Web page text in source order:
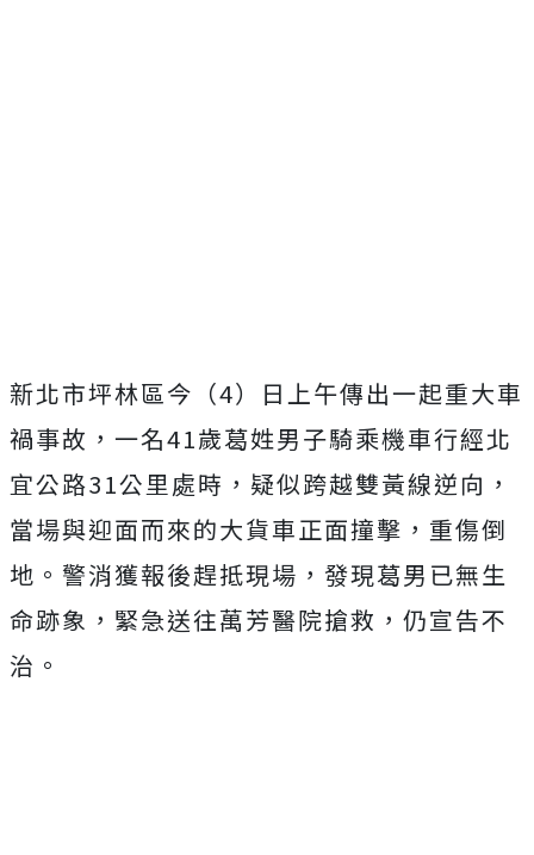
新北市坪林區今（4）日上午傳出一起重大車
禍事故，一名41歲葛姓男子騎乘機車行經北
宜公路31公里處時，疑似跨越雙黃線逆向，
當場與迎面而來的大貨車正面撞擊，重傷倒
地。警消獲報後趕抵現場，發現葛男已無生
命跡象，緊急送往萬芳醫院搶救，仍宣告不
治。